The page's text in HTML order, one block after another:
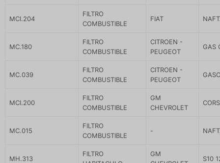
MCI.204
FILTRO
COMBUSTIBLE
FIAT
MC.180
FILTRO
COMBUSTIBLE
CITROEN -
PEUGEOT
GAS
MC.039
FILTRO
COMBUSTIBLE
CITROEN -
PEUGEOT
MCI.200
FILTRO
COMBUSTIBLE
GM
CHEVROLET
MC.015
FILTRO
COMBUSTIBLE
-
MH.313
FILTRO
GM
S10